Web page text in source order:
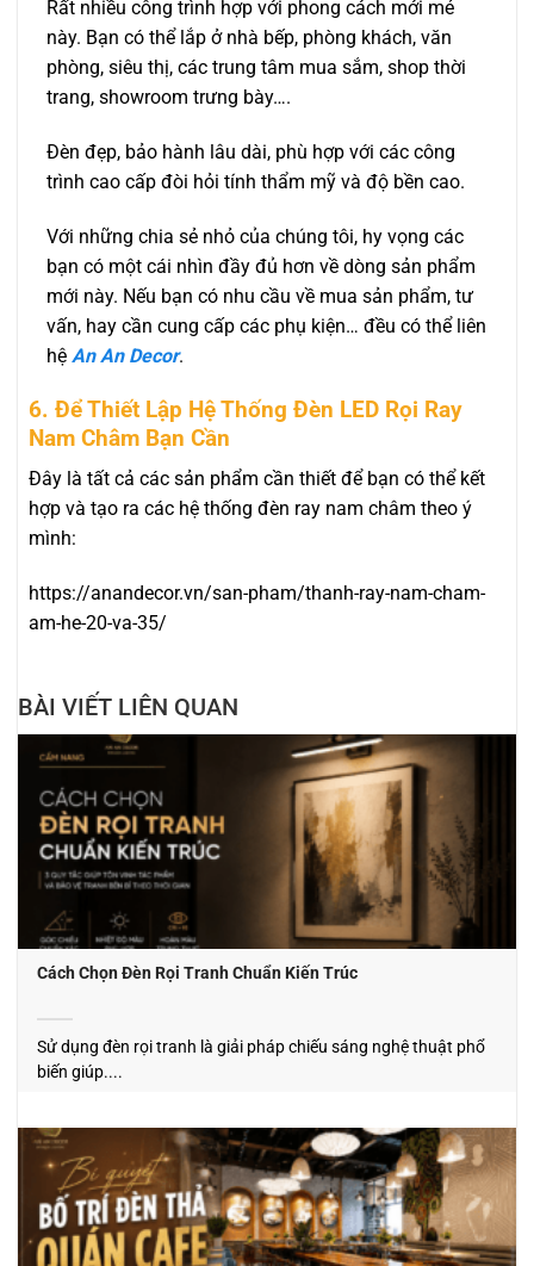
Rất nhiều công trình hợp với phong cách mới mẻ
này. Bạn có thể lắp ở nhà bếp, phòng khách, văn
phòng, siêu thị, các trung tâm mua sắm, shop thời
trang, showroom trưng bày….
Đèn đẹp, bảo hành lâu dài, phù hợp với các công
trình cao cấp đòi hỏi tính thẩm mỹ và độ bền cao.
Với những chia sẻ nhỏ của chúng tôi, hy vọng các
bạn có một cái nhìn đầy đủ hơn về dòng sản phẩm
mới này. Nếu bạn có nhu cầu về mua sản phẩm, tư
vấn, hay cần cung cấp các phụ kiện… đều có thể liên
hệ An An Decor.
6. Để Thiết Lập Hệ Thống Đèn LED Rọi Ray
Nam Châm Bạn Cần
Đây là tất cả các sản phẩm cần thiết để bạn có thể kết
hợp và tạo ra các hệ thống đèn ray nam châm theo ý
mình:
https://anandecor.vn/san-pham/thanh-ray-nam-cham-
am-he-20-va-35/
BÀI VIẾT LIÊN QUAN
Cách Chọn Đèn Rọi Tranh Chuẩn Kiến Trúc
Sử dụng đèn rọi tranh là giải pháp chiếu sáng nghệ thuật phổ
biến giúp....